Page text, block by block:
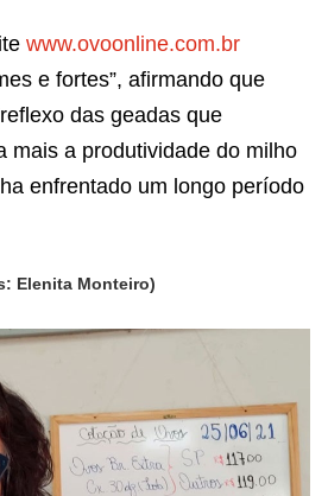
www.ovoonline.com.br
e fortes”, afirmando que
das geadas que
mais a produtividade do milho
enfrentado um longo período
Elenita Monteiro)